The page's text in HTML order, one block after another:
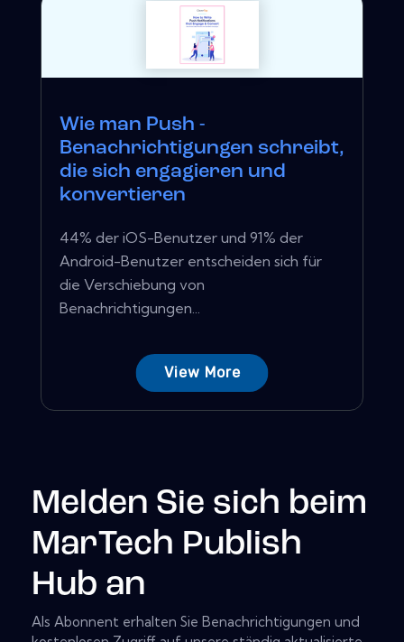
Wie man Push -
Benachrichtigungen schreibt,
die sich engagieren und
konvertieren
44% der iOS-Benutzer und 91% der
Android-Benutzer entscheiden sich für
die Verschiebung von
Benachrichtigungen...
View More
Melden Sie sich beim
MarTech Publish
Hub an
Als Abonnent erhalten Sie Benachrichtigungen und